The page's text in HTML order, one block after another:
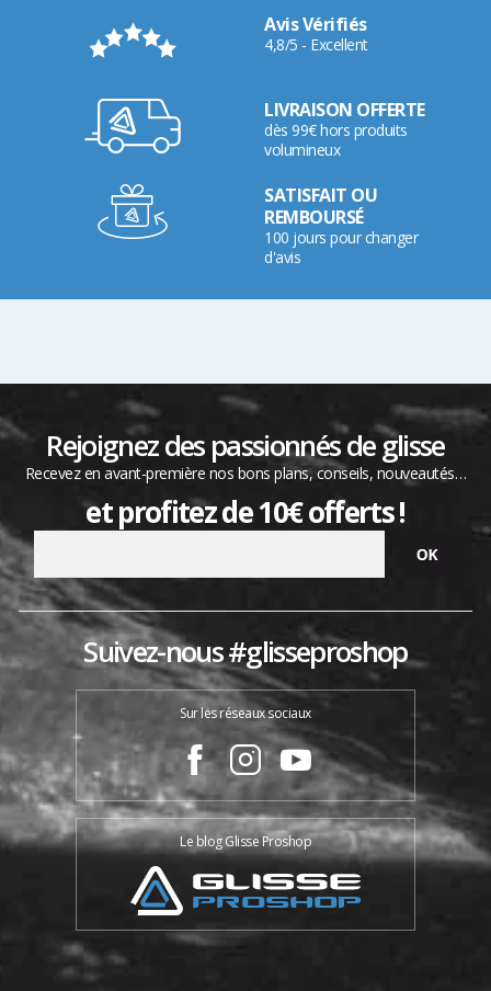
Avis Vérifiés
4,8/5 - Excellent
LIVRAISON OFFERTE
dès 99€ hors produits
volumineux
SATISFAIT OU
REMBOURSÉ
100 jours pour changer
d'avis
Rejoignez des passionnés de glisse
Recevez en avant-première nos bons plans, conseils, nouveautés…
et profitez de 10€ offerts !
Suivez-nous #glisseproshop
Sur les réseaux sociaux
Le blog Glisse Proshop